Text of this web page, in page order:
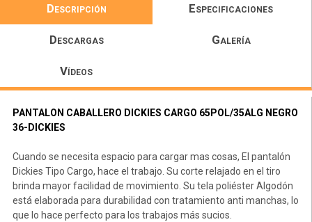
Descripción Especificaciones
Descargas Galería
Vídeos
PANTALON CABALLERO DICKIES CARGO 65POL/35ALG NEGRO
36-DICKIES
Cuando se necesita espacio para cargar mas cosas, El pantalón
Dickies Tipo Cargo, hace el trabajo. Su corte relajado en el tiro
brinda mayor facilidad de movimiento. Su tela poliéster Algodón
está elaborada para durabilidad con tratamiento anti manchas, lo
que lo hace perfecto para los trabajos más sucios.